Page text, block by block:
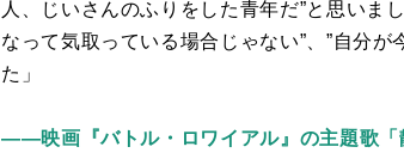
人、じいさんのふりをした青年だ”と思いま
なって気取っている場合じゃない”、”自分
た」
——映画『バトル・ロワイアル』の主題歌